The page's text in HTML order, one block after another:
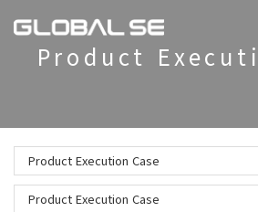
Product
Product Execution Case
Product Execution Case